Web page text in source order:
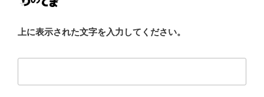
上に表示された文字を入力してください。